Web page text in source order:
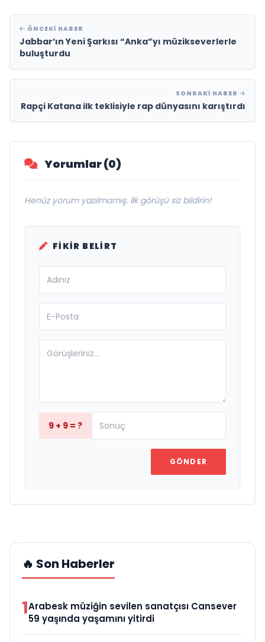
ÖNCEKI HABER
Jabbar’ın Yeni Şarkısı “Anka”yı müzikseverlerle
buluşturdu
SONRAKI HABER
Rapçi Katana ilk teklisiyle rap dünyasını karıştırdı
Yorumlar (0)
Henüz yorum yazılmamış. İlk görüşü siz bildirin!
FIKIR BELIRT
9 + 9 = ?
GÖNDER
🔥 Son Haberler
1Arabesk müziğin sevilen sanatçısı Cansever
59 yaşında yaşamını yitirdi